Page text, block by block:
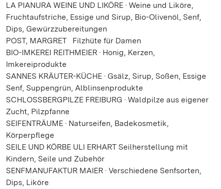
LA PIANURA WEINE UND LIKÖRE · Weine und Liköre,
Fruchtaufstriche, Essige und Sirup, Bio-Olivenöl, Senf,
Dips, Gewürzzubereitungen
POST, MARGRET Filzhüte für Damen
BIO-IMKEREI REITHMEIER · Honig, Kerzen,
Imkereiprodukte
SANNES KRÄUTER-KÜCHE · Gsälz, Sirup, Soßen, Essige
Senf, Suppengrün, Alblinsenprodukte
SCHLOSSBERGPILZE FREIBURG · Waldpilze aus eigener
Zucht, Pilzpfanne
SEIFENTRÄUME · Naturseifen, Badekosmetik,
Körperpflege
SEILE UND KÖRBE ULI ERHART Seilherstellung mit
Kindern, Seile und Zubehör
SENFMANUFAKTUR MAIER · Verschiedene Senfsorten,
Dips, Liköre